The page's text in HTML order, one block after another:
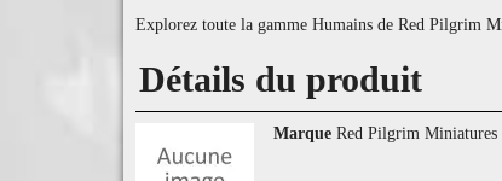
Explorez toute la gamme Humains de Red Pilgrim
Détails du produit
Marque Red Pilgrim Miniatures